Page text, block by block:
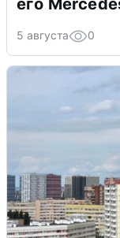
его
5 августа 0